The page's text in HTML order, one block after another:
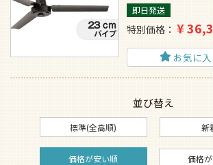
即日発送
特別価格 ¥
お気に
並び替え
標準(全高順) 新
価格が安い順 価格